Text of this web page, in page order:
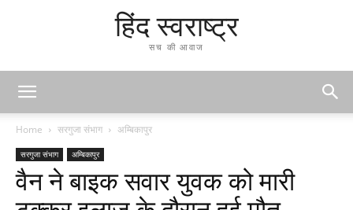
हिंद स्वराष्ट्र
सच की आवाज
Home सरगुजा संभाग अम्बिकापुर
सरगुजा संभाग अम्बिकापुर
वैन ने बाइक सवार युवक को मारी